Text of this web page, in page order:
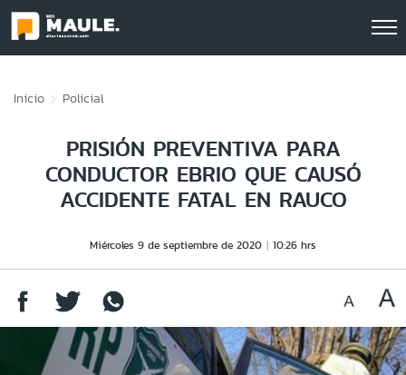
Inicio Policial
PRISIÓN PREVENTIVA PARA
CONDUCTOR EBRIO QUE CAUSÓ
ACCIDENTE FATAL EN RAUCO
Miércoles 9 de septiembre de 2020 10:26 hrs